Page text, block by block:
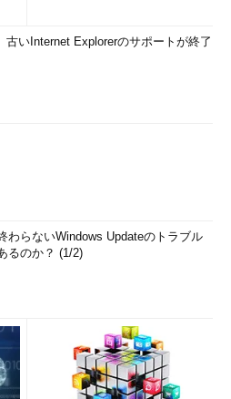
古いInternet Explorerのサポートが終了
わらないWindows Updateのトラブル
るのか？ (1/2)